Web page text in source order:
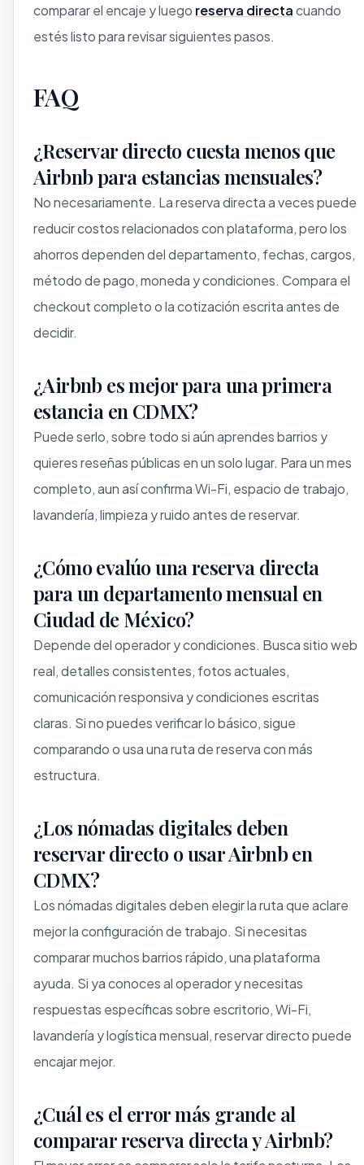
comparar el encaje y luego reserva directacuando
estés listo para revisar siguientes pasos.
FAQ
¿Reservar directo cuesta menos que
Airbnb para estancias mensuales?
No necesariamente. La reserva directa a veces puede
reducir costos relacionados con plataforma, pero los
ahorros dependen del departamento, fechas, cargos,
método de pago, moneda y condiciones. Compara el
checkout completo o la cotización escrita antes de
decidir.
¿Airbnb es mejor para una primera
estancia en CDMX?
Puede serlo, sobre todo si aún aprendes barrios y
quieres reseñas públicas en un solo lugar. Para un mes
completo, aun así confirma Wi-Fi, espacio de trabajo,
lavandería, limpieza y ruido antes de reservar.
¿Cómo evalúo una reserva directa
para un departamento mensual en
Ciudad de México?
Depende del operador y condiciones. Busca sitio web
real, detalles consistentes, fotos actuales,
comunicación responsiva y condiciones escritas
claras. Si no puedes verificar lo básico, sigue
comparando o usa una ruta de reserva con más
estructura.
¿Los nómadas digitales deben
reservar directo o usar Airbnb en
CDMX?
Los nómadas digitales deben elegir la ruta que aclare
mejor la configuración de trabajo. Si necesitas
comparar muchos barrios rápido, una plataforma
ayuda. Si ya conoces al operador y necesitas
respuestas específicas sobre escritorio, Wi-Fi,
lavandería y logística mensual, reservar directo puede
encajar mejor.
¿Cuál es el error más grande al
comparar reserva directa y Airbnb?